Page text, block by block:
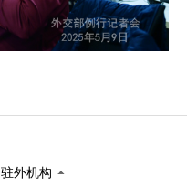
驻外机构